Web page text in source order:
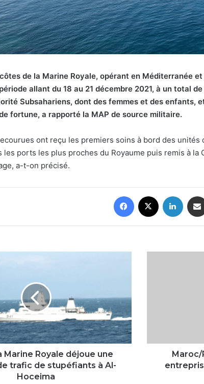
de la Marine Royale, opérant en Méditerranée
allant du 18 au 21 décembre 2021, à un total
Subsahariens, dont des femmes et des enfants,
fortune, a rapporté la MAP de source militaire.
ont reçu les premiers soins à bord des unités
les ports les plus proches du Royaume puis remis à la
a-t-on précisé.
Facebook
Marine Royale déjoue une
trafic de stupéfiants à Al-
Hoceima
vers
Canada
Maroc/